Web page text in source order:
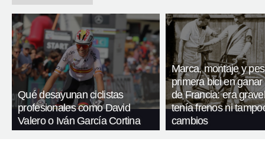
Qué desayunan ciclistas
profesionales como David
Valero o Iván García Cortina
Marca, montaje y
primera bici en ganar
de Francia: era
tenía frenos ni
cambios